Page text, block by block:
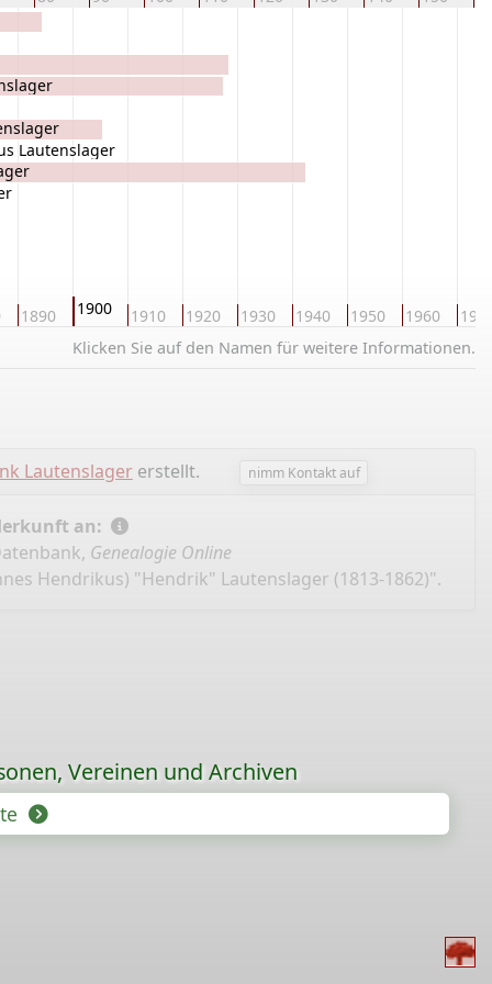
1890 1900 1910 1920 1930 1940 1950 1960
Lautenslager
Klicken Sie auf den Namen für weitere Informationen.
Lautenslagererstellt. nimm Kontakt auf
an:
Genealogie Online
Hendrikus) "Hendrik" Lautenslager (1813-1862)".
Vereinen und Archiven